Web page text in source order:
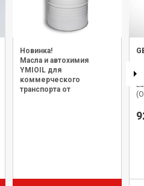
Новинка!
Масла и автохимия
YMIOIL для
коммерческого
транспорта от